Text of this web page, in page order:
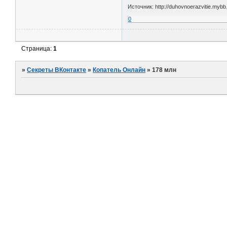
Источник: http://
0
Страница:1
»Секреты ВКонтакте »Копатель Онлайн »178 млн